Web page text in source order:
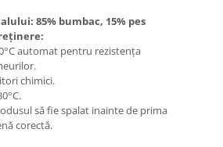
85% bumbac, 15% pes
automat pentru rezistența
chimici.
să fie spalat inainte de prima
corectă.